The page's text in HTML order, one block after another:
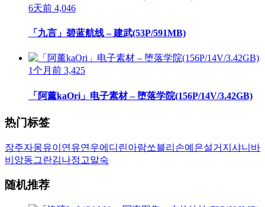
6天前 4,046
「九言」碧蓝航线 – 建武(53P/591MB)
1个月前 3,425
「阿薰kaOri」电子素材 – 堕落学院(156P/14V/3.42GB)
热门标签
장주자몽유이 연유연우에디린아람쏘블리 손예은설거지 샤니 바
비앙동그란김나정 고말숙
随机推荐